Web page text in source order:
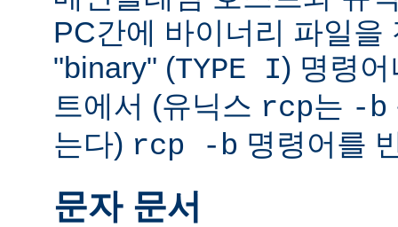
PC간에 바이너리 파일을
"binary" (TYPE I) 명령
트에서 (유닉스 rcp는 -b
는다) rcp -b 명령어를
문자 문서